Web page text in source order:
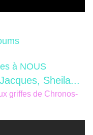
à NOUS
Sheila...
griffes de Chronos-